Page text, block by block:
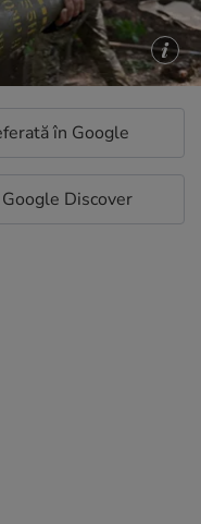
în Google
Discover